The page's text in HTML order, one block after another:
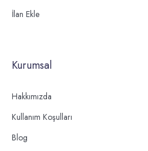
İlan Ekle
Kurumsal
Hakkımızda
Kullanım Koşulları
Blog